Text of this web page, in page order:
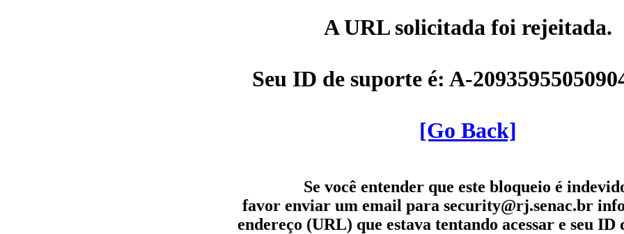
A URL solicitada foi rejeitada.
Seu ID de suporte é: A-
[Go Back]
Se você entender que este bloqueio é
favor enviar um email para security@rj.senac.br
endereço (URL) que estava tentando acessar e seu ID